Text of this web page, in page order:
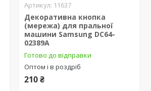
11637
Декоративна кнопка
(мережа) для пральної
машини Samsung DC64-
02389A
Готово до відправки
Оптом і в роздріб
210 ₴